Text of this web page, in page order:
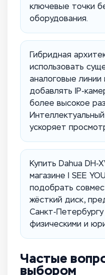
ключевые точки
оборудования.
Гибридная
использовать
аналоговые линии
добавлять IP-
более высокое
ускоряет
Купить Dahua DH-
магазине I SEE
подобрать
жёсткий диск,
Санкт-
физическими и
Частые
выбором